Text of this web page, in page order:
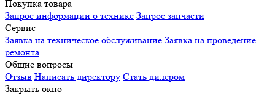
Покупка товара
Запрос информации о технике Запрос запчасти
Сервис
Заявка на техническое обслуживание Заявка на проведение
ремонта
Общие вопросы
Отзыв Написать директору Стать дилером
Закрыть окно